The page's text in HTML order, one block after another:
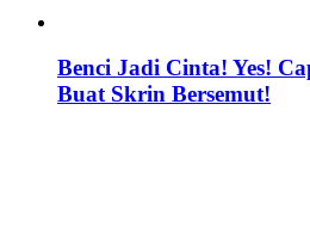
Benci Jadi Cinta! Yes!
Buat Skrin Bersemut!